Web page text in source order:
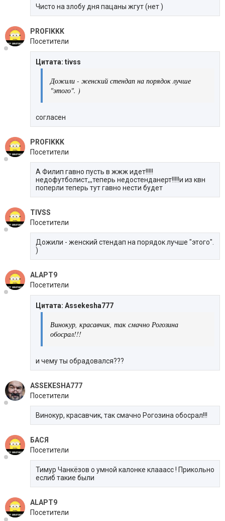
Чисто на злобу дня пацаны жгут (нет )
PROFIKKK
Посетители
Цитата: tivss
Дожили - женский стендап на порядок лучше
"этого". )
согласен
PROFIKKK
Посетители
А Филип гавно пусть в жжж идет!!!!!
недофутболист,,,теперь недостенданерт!!!!!и из квн
поперли теперь тут гавно нести будет
TIVSS
Посетители
Дожили - женский стендап на порядок лучше "этого".
)
ALAPT9
Посетители
Цитата: Assekesha777
Винокур, красавчик, так смачно Рогозина
обосрал!!!
и чему ты обрадовался???
ASSEKESHA777
Посетители
Винокур, красавчик, так смачно Рогозина обосрал!!!
БАСЯ
Посетители
Тимур Чанкёзов о умной калонке клааасс ! Прикольно
еслиб такие были
ALAPT9
Посетители